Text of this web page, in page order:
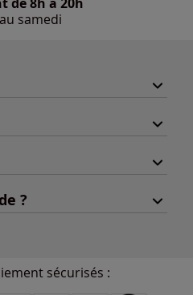
samedi
?
sécurisés :